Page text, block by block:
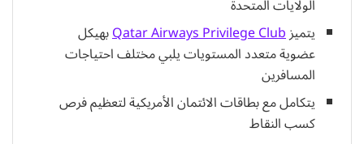
الولايات المتحدة
يتميزQatar Airways Privilege Clubبهيكل
عضوية متعدد المستويات يلبي مختلف احتياجات
المسافرين
يتكامل مع بطاقات الائتمان الأمريكية لتعظيم فرص
كسب النقاط